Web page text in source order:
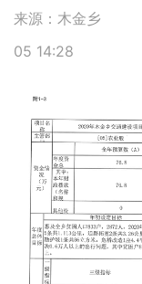
来源：木金乡
05 14:28